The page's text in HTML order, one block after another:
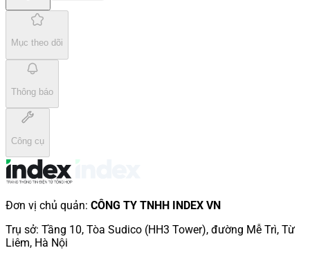
Mục theo dõi
Thông báo
Công cụ
Đơn vị chủ quản: CÔNG TY TNHH INDEX VN
Trụ sở: Tầng 10, Tòa Sudico (HH3 Tower), đường Mễ Trì, Từ
Liêm, Hà Nội